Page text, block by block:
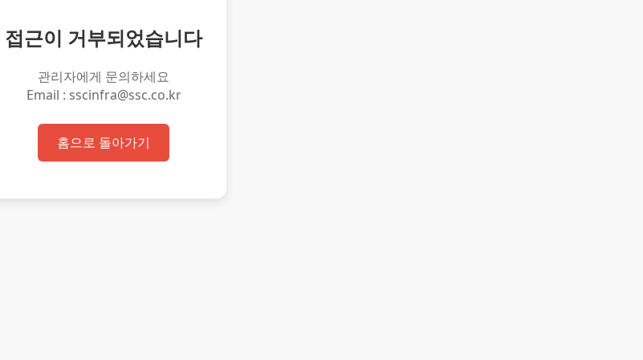
접근이 거부되었습니다
관리자에게 문의하세요
Email : sscinfra@ssc.co.kr
홈으로 돌아가기